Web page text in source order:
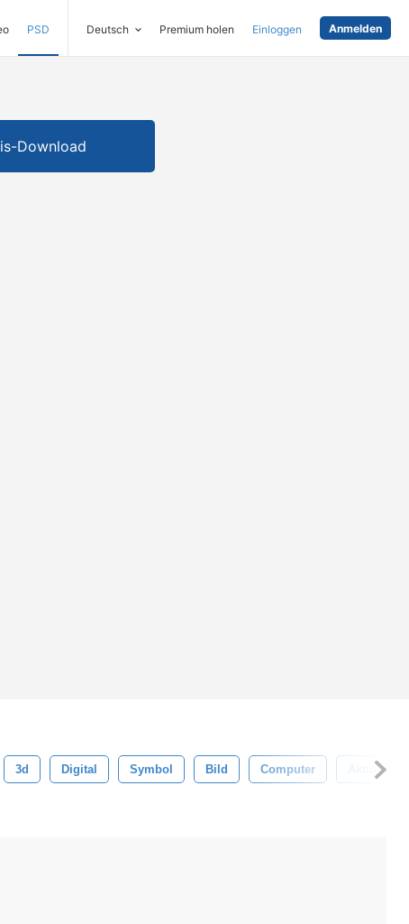
PSD Deutsch Premium holen Einloggen Anmelden
Download
3d Digital Symbol Bild Computer Aktion